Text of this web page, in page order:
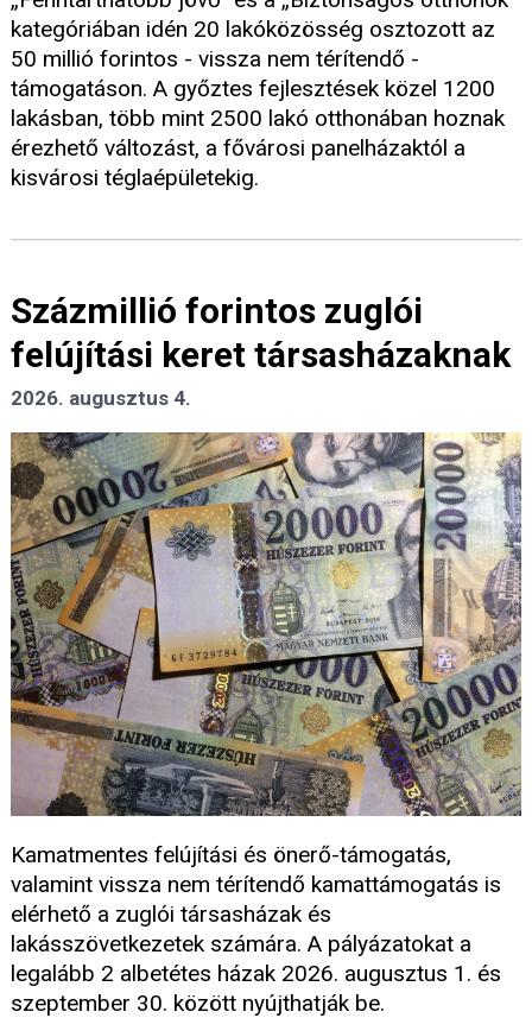
kategóriában idén 20 lakóközösség osztozott az
50 millió forintos - vissza nem térítendő -
támogatáson. A győztes fejlesztések közel 1200
lakásban, több mint 2500 lakó otthonában hoznak
érezhető változást, a fővárosi panelházaktól a
kisvárosi téglaépületekig.
Százmillió forintos zuglói
felújítási keret társasházaknak
2026. augusztus 4.
Kamatmentes felújítási és önerő-támogatás,
valamint vissza nem térítendő kamattámogatás is
elérhető a zuglói társasházak és
lakásszövetkezetek számára. A pályázatokat a
legalább 2 albetétes házak 2026. augusztus 1. és
szeptember 30. között nyújthatják be.